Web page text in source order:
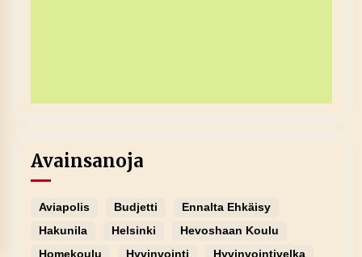
Avainsanoja
Aviapolis Budjetti
Ennalta Ehkäisy
Hakunila
Helsinki
Hevoshaan Koulu
Homekoulu
Hyvinvointi Hyvinvointivelka